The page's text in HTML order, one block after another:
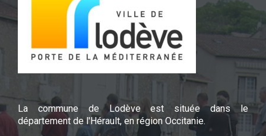
La commune de Lodève est située dans le
département de l'Hérault, en région Occitanie.